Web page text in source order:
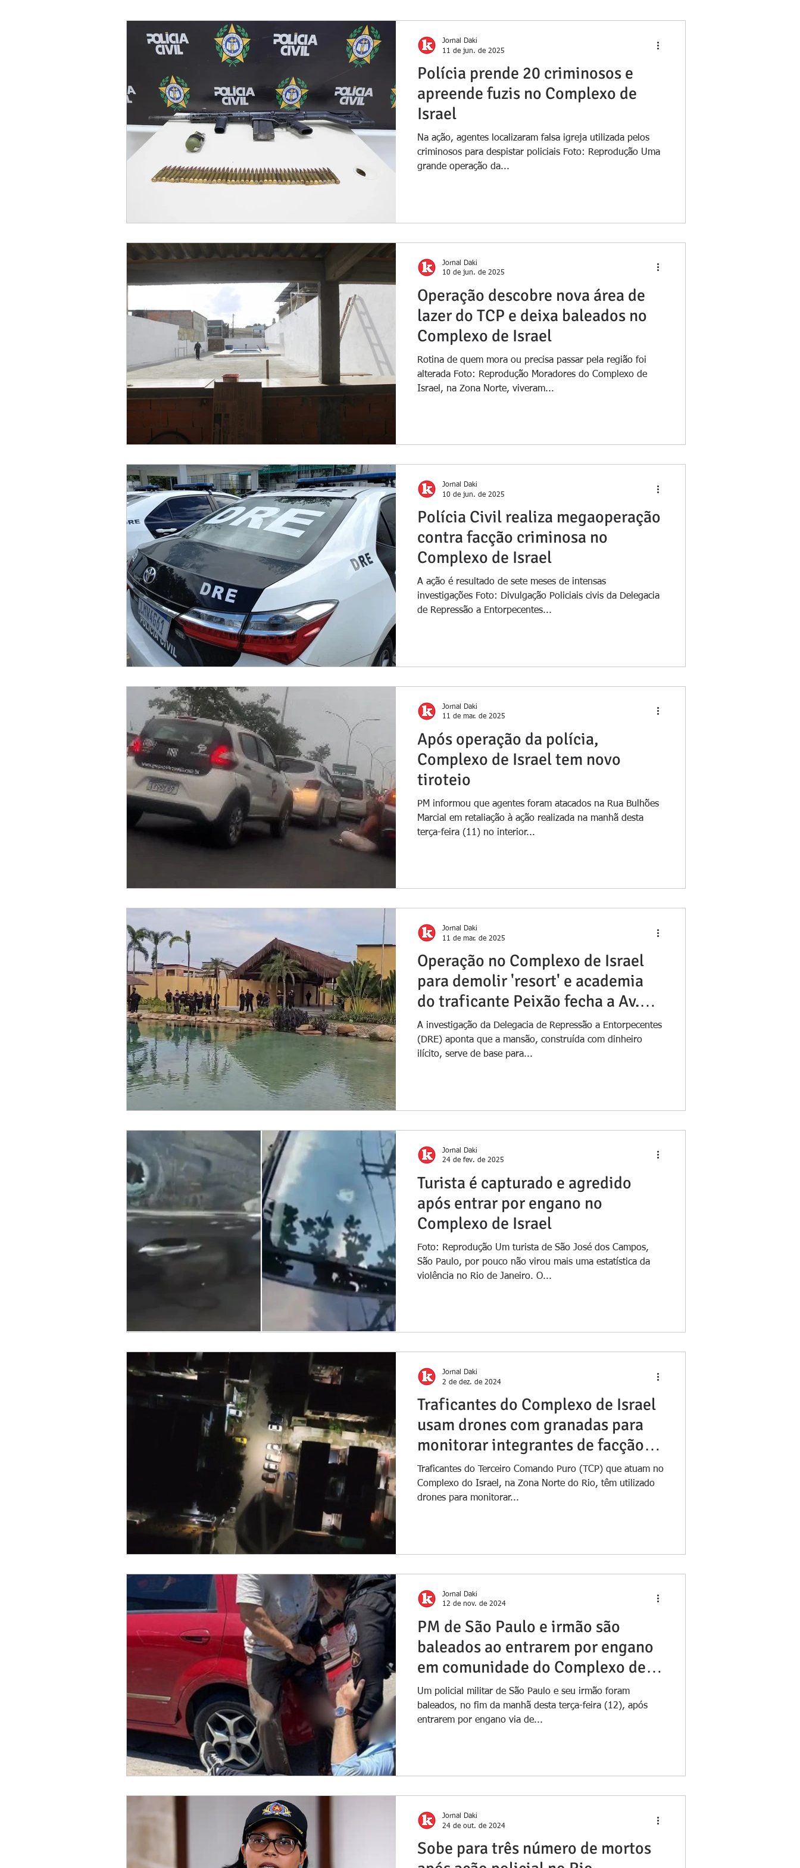
Polícia prende 20 criminosos e
apreende fuzis no Complexo de
Israel
Na ação, agentes localizaram falsa igreja utilizada pelos
criminosos para despistar policiais Foto: Reprodução Uma
grande operação da...
Jornal Daki
11 de jun. de 2025
Operação descobre nova área de
lazer do TCP e deixa baleados no
Complexo de Israel
Rotina de quem mora ou precisa passar pela região foi
alterada Foto: Reprodução Moradores do Complexo de
Israel, na Zona Norte, viveram...
Jornal Daki
10 de jun. de 2025
Polícia Civil realiza megaoperação
contra facção criminosa no
Complexo de Israel
A ação é resultado de sete meses de intensas
investigações Foto: Divulgação Policiais civis da Delegacia
de Repressão a Entorpecentes...
Jornal Daki
10 de jun. de 2025
Após operação da polícia,
Complexo de Israel tem novo
tiroteio
PM informou que agentes foram atacados na Rua Bulhões
Marcial em retaliação à ação realizada na manhã desta
terça-feira (11) no interior...
Jornal Daki
11 de mar. de 2025
Operação no Complexo de Israel
para demolir 'resort' e academia
do traficante Peixão fecha a Av.
Brasil
A investigação da Delegacia de Repressão a Entorpecentes
(DRE) aponta que a mansão, construída com dinheiro
ilícito, serve de base para...
Jornal Daki
11 de mar. de 2025
Turista é capturado e agredido
após entrar por engano no
Complexo de Israel
Foto: Reprodução Um turista de São José dos Campos,
São Paulo, por pouco não virou mais uma estatística da
violência no Rio de Janeiro. O...
Jornal Daki
24 de fev. de 2025
Traficantes do Complexo de Israel
usam drones com granadas para
monitorar integrantes de facção
rival
Traficantes do Terceiro Comando Puro (TCP) que atuam no
Complexo do Israel, na Zona Norte do Rio, têm utilizado
drones para monitorar...
Jornal Daki
2 de dez. de 2024
PM de São Paulo e irmão são
baleados ao entrarem por engano
em comunidade do Complexo de
Israel
Um policial militar de São Paulo e seu irmão foram
baleados, no fim da manhã desta terça-feira (12), após
entrarem por engano via de...
Jornal Daki
12 de nov. de 2024
Sobe para três número de mortos
Jornal Daki
24 de out. de 2024